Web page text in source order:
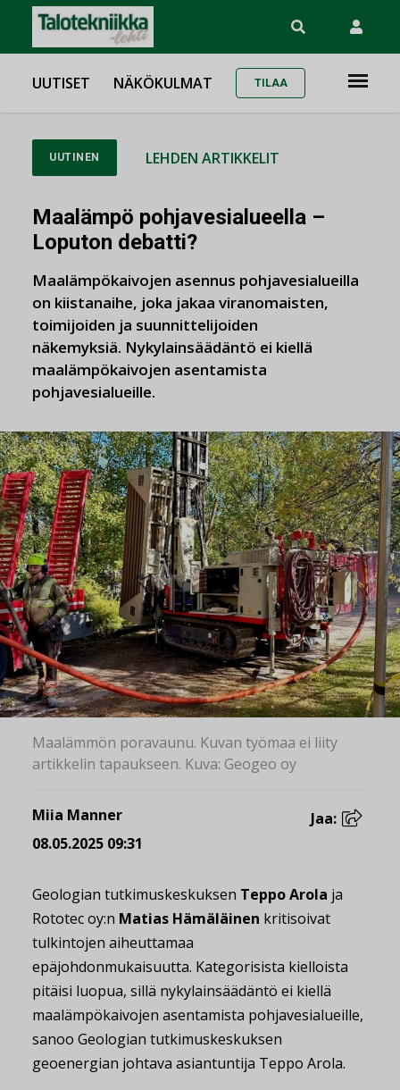
UUTISET NÄKÖKULMAT TILAA
UUTINEN LEHDEN ARTIKKELIT
Maalämpö pohjavesialueella –
Loputon debatti?
Maalämpökaivojen asennus pohjavesialueilla
on kiistanaihe, joka jakaa viranomaisten,
toimijoiden ja suunnittelijoiden
näkemyksiä. Nykylainsäädäntö ei kiellä
maalämpökaivojen asentamista
pohjavesialueille.
Maalämmön poravaunu. Kuvan työmaa ei liity
artikkelin tapaukseen. Kuva: Geogeo oy
Miia Manner
08.05.2025 09:31
Jaa:
Geologian tutkimuskeskuksen Teppo Arola ja
Rototec oy:n Matias Hämäläinen kritisoivat
tulkintojen aiheuttamaa
epäjohdonmukaisuutta. Kategorisista kielloista
pitäisi luopua, sillä nykylainsäädäntö ei kiellä
maalämpökaivojen asentamista pohjavesialueille,
sanoo Geologian tutkimuskeskuksen
geoenergian johtava asiantuntija Teppo Arola.